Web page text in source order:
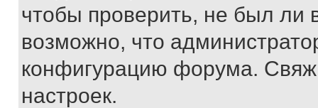
чтобы проверить, не был ли
возможно, что
конфигурацию форума.
настроек.